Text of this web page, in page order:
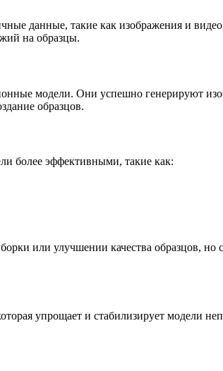
данные, такие как изображения и
на образцы.
модели. Они успешно генерируют
образцов.
более эффективными, такие как:
или улучшении качества образцов,
упрощает и стабилизирует модели